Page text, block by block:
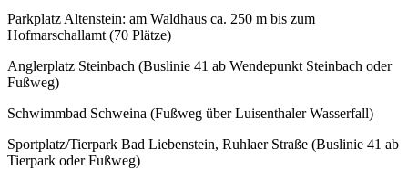
Parkplatz Altenstein: am Waldhaus ca. 250 m bis zum
Hofmarschallamt (70 Plätze)
Anglerplatz Steinbach (Buslinie 41 ab Wendepunkt Steinbach oder
Fußweg)
Schwimmbad Schweina (Fußweg über Luisenthaler Wasserfall)
Sportplatz/Tierpark Bad Liebenstein, Ruhlaer Straße (Buslinie 41 ab
Tierpark oder Fußweg)